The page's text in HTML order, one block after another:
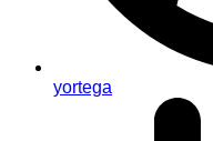
yortega